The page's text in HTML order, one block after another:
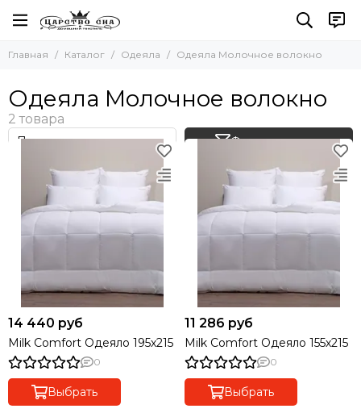
Одеяла
Одеяла Натуральный шёлк
Бамбук
Пуховые одеяла
Микроволокно (искуственный пух)
Одеяла Козий пух (Кашемир)
Одеяла Овечья шерсть
Одеяла с верблюжьей шерстью
Одеяла Льняное волокно
Одеяла Шерсть Альпака
Одеяла Молочное волокно
Главная Каталог Одеяла Одеяла Молочное волокно
Одеяла Молочное волокно
Фильтр товаров
14 440 руб
Milk Comfort Одеяло 195х215
0
Выбрать
11 286 руб
Milk Comfort Одеяло 155х215
0
Выбрать